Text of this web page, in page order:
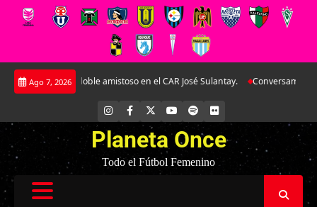
Saltar
Ago 7, 2026
en doble amistoso en el CAR José Sulantay. Conversamos en
INSTAGRAM
FACEBOOK YOUTUBE
SPOTIFYFLICKR
Planeta Once
Todo el Fútbol Femenino